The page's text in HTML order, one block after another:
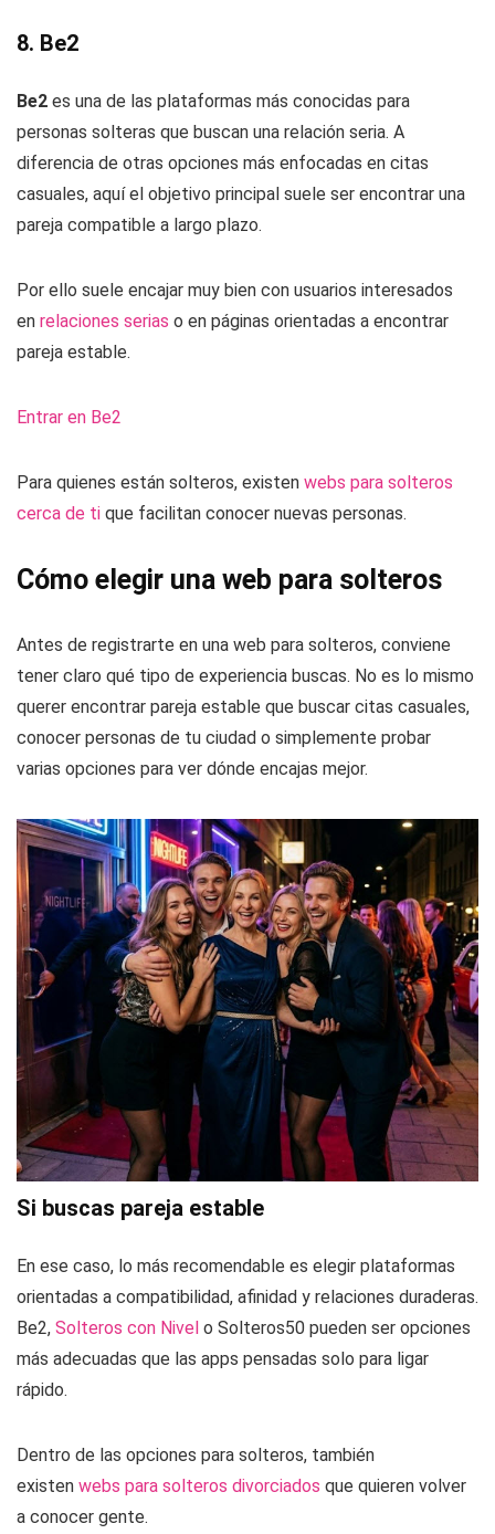
8. Be2
Be2 es una de las plataformas más conocidas para
personas solteras que buscan una relación seria. A
diferencia de otras opciones más enfocadas en citas
casuales, aquí el objetivo principal suele ser encontrar una
pareja compatible a largo plazo.
Por ello suele encajar muy bien con usuarios interesados
en relaciones serias o en páginas orientadas a encontrar
pareja estable.
Entrar en Be2
Para quienes están solteros, existen webs para solteros
cerca de ti que facilitan conocer nuevas personas.
Cómo elegir una web para solteros
Antes de registrarte en una web para solteros, conviene
tener claro qué tipo de experiencia buscas. No es lo mismo
querer encontrar pareja estable que buscar citas casuales,
conocer personas de tu ciudad o simplemente probar
varias opciones para ver dónde encajas mejor.
Si buscas pareja estable
En ese caso, lo más recomendable es elegir plataformas
orientadas a compatibilidad, afinidad y relaciones duraderas.
Be2, Solteros con Nivel o Solteros50 pueden ser opciones
más adecuadas que las apps pensadas solo para ligar
rápido.
Dentro de las opciones para solteros, también
existen webs para solteros divorciados que quieren volver
a conocer gente.